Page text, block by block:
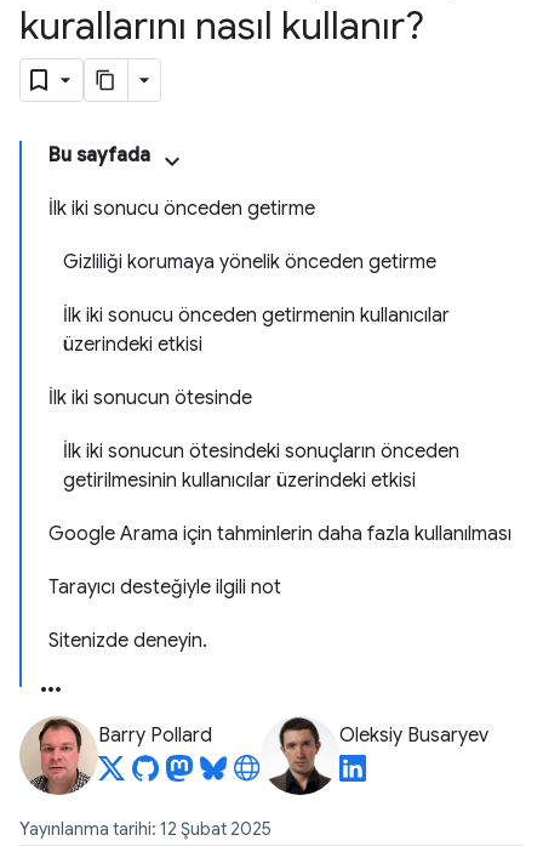
kurallarını nasıl kullanır?
Bu sayfada
İlk iki sonucu önceden getirme
Gizliliği korumaya yönelik önceden getirme
İlk iki sonucu önceden getirmenin kullanıcılar
üzerindeki etkisi
İlk iki sonucun ötesinde
İlk iki sonucun ötesindeki sonuçların önceden
getirilmesinin kullanıcılar üzerindeki etkisi
Google Arama için tahminlerin daha fazla kullanılması
Tarayıcı desteğiyle ilgili not
Sitenizde deneyin.
Barry Pollard Oleksiy Busaryev
Yayınlanma tarihi: 12 Şubat 2025